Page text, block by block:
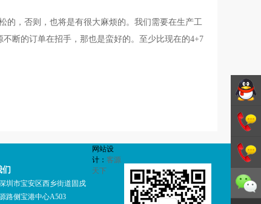
的，否则，也将是有很大麻烦的。我们需要在生产工
断的订单在招手，那也是蛮好的。至少比现在的4+7
们
圳市宝安区西乡街道固戍
路侧宝港中心A503
网站设
计： 客源
天下
德斯特
GMP咨
询